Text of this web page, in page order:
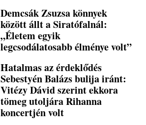
Demcsák Zsuzsa könnyek
között állt a Siratófalnál:
„Életem egyik
legcsodálatosabb élménye volt”
Hatalmas az érdeklődés
Sebestyén Balázs bulija iránt:
Vitézy Dávid szerint ekkora
tömeg utoljára Rihanna
koncertjén volt